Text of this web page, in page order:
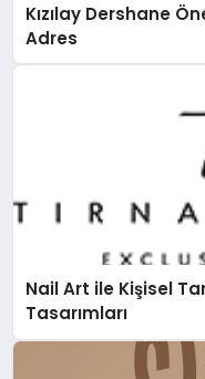
Kızılay Dershane
Adres
Nail Art ile Kişisel
Tasarımları